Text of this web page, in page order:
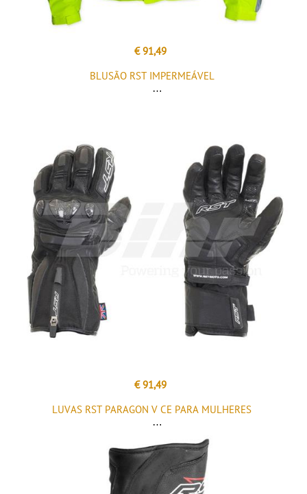
€ 91,49
BLUSÃO RST IMPERMEÁVEL
€ 91,49
LUVAS RST PARAGON V CE PARA MULHERES